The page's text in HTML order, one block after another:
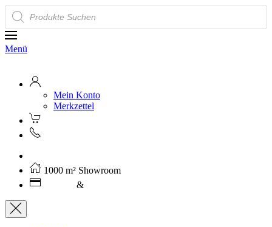
Products
search
Menü
Mein Konto
Merkzettel
1000 m² Showroom
&